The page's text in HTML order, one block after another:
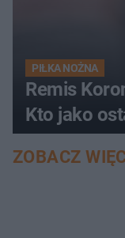
PIŁKA NOŻNA
Remis
Kto jako
ZOBACZ